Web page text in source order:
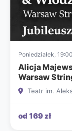
Poniedziałek, 19:00
Alicja
Warsaw
Teatr im.
od 169 zł